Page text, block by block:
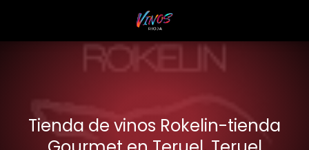
Tienda de vinos Rokelin-tienda